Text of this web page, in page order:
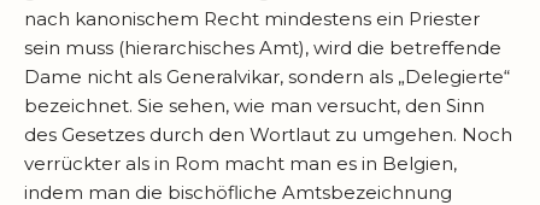
nach kanonischem Recht mindestens ein Priester
sein muss (hierarchisches Amt), wird die betreffende
Dame nicht als Generalvikar, sondern als „Delegierte“
bezeichnet. Sie sehen, wie man versucht, den Sinn
des Gesetzes durch den Wortlaut zu umgehen. Noch
verrückter als in Rom macht man es in Belgien,
indem man die bischöfliche Amtsbezeichnung